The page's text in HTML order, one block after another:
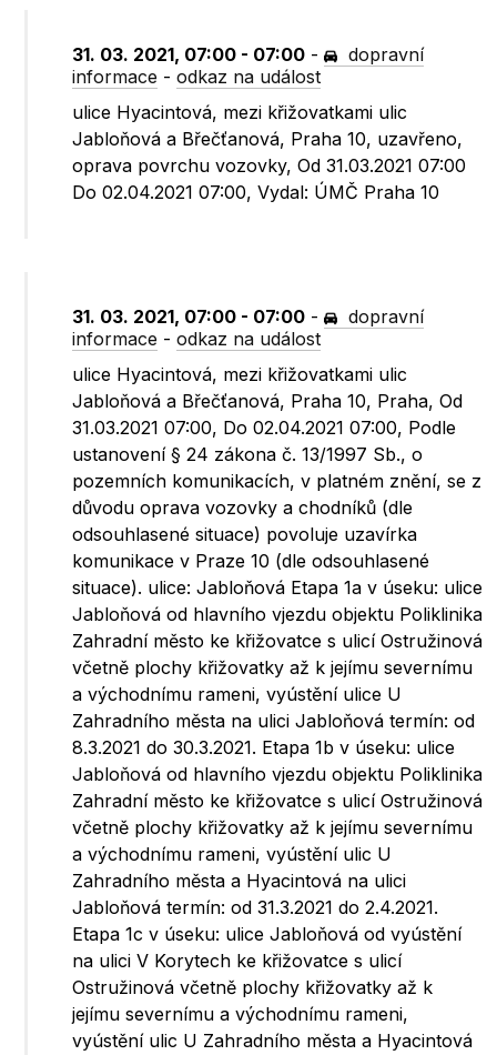
31. 03. 2021, 07:00 - 07:00 -
dopravní
informace -odkaz na událost
ulice Hyacintová, mezi křižovatkami ulic
Jabloňová a Břečťanová, Praha 10, uzavřeno,
oprava povrchu vozovky, Od 31.03.2021 07:00
Do 02.04.2021 07:00, Vydal: ÚMČ Praha 10
31. 03. 2021, 07:00 - 07:00 -
dopravní
informace -odkaz na událost
ulice Hyacintová, mezi křižovatkami ulic
Jabloňová a Břečťanová, Praha 10, Praha, Od
31.03.2021 07:00, Do 02.04.2021 07:00, Podle
ustanovení § 24 zákona č. 13/1997 Sb., o
pozemních komunikacích, v platném znění, se z
důvodu oprava vozovky a chodníků (dle
odsouhlasené situace) povoluje uzavírka
komunikace v Praze 10 (dle odsouhlasené
situace). ulice: Jabloňová Etapa 1a v úseku: ulice
Jabloňová od hlavního vjezdu objektu Poliklinika
Zahradní město ke křižovatce s ulicí Ostružinová
včetně plochy křižovatky až k jejímu severnímu
a východnímu rameni, vyústění ulice U
Zahradního města na ulici Jabloňová termín: od
8.3.2021 do 30.3.2021. Etapa 1b v úseku: ulice
Jabloňová od hlavního vjezdu objektu Poliklinika
Zahradní město ke křižovatce s ulicí Ostružinová
včetně plochy křižovatky až k jejímu severnímu
a východnímu rameni, vyústění ulic U
Zahradního města a Hyacintová na ulici
Jabloňová termín: od 31.3.2021 do 2.4.2021.
Etapa 1c v úseku: ulice Jabloňová od vyústění
na ulici V Korytech ke křižovatce s ulicí
Ostružinová včetně plochy křižovatky až k
jejímu severnímu a východnímu rameni,
vyústění ulic U Zahradního města a Hyacintová